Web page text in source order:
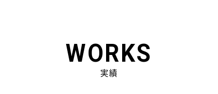
WORKS
実績